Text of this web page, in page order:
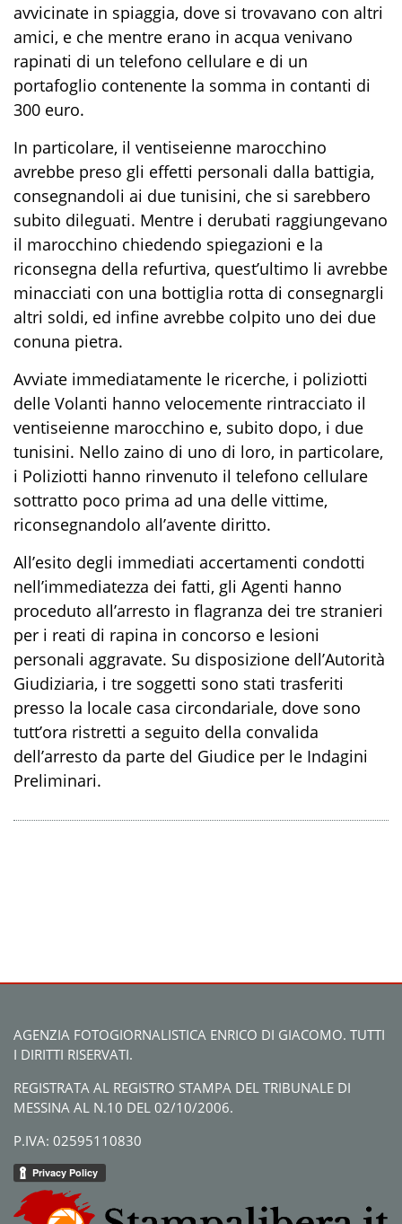
avvicinate in spiaggia, dove si trovavano con altri
amici, e che mentre erano in acqua venivano
rapinati di un telefono cellulare e di un
portafoglio contenente la somma in contanti di
300 euro.
In particolare, il ventiseienne marocchino
avrebbe preso gli effetti personali dalla battigia,
consegnandoli ai due tunisini, che si sarebbero
subito dileguati. Mentre i derubati raggiungevano
il marocchino chiedendo spiegazioni e la
riconsegna della refurtiva, quest’ultimo li avrebbe
minacciati con una bottiglia rotta di consegnargli
altri soldi, ed infine avrebbe colpito uno dei due
conuna pietra.
Avviate immediatamente le ricerche, i poliziotti
delle Volanti hanno velocemente rintracciato il
ventiseienne marocchino e, subito dopo, i due
tunisini. Nello zaino di uno di loro, in particolare,
i Poliziotti hanno rinvenuto il telefono cellulare
sottratto poco prima ad una delle vittime,
riconsegnandolo all’avente diritto.
All’esito degli immediati accertamenti condotti
nell’immediatezza dei fatti, gli Agenti hanno
proceduto all’arresto in flagranza dei tre stranieri
per i reati di rapina in concorso e lesioni
personali aggravate. Su disposizione dell’Autorità
Giudiziaria, i tre soggetti sono stati trasferiti
presso la locale casa circondariale, dove sono
tutt’ora ristretti a seguito della convalida
dell’arresto da parte del Giudice per le Indagini
Preliminari.
AGENZIA FOTOGIORNALISTICA ENRICO DI GIACOMO. TUTTI
I DIRITTI RISERVATI.
REGISTRATA AL REGISTRO STAMPA DEL TRIBUNALE DI
MESSINA AL N.10 DEL 02/10/2006.
P.IVA: 02595110830